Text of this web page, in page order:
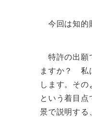
今回は知的
特許の出願
ますか？ 私
します。そ
という着目
景で説明する